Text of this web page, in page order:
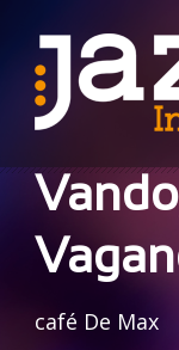
café De Max